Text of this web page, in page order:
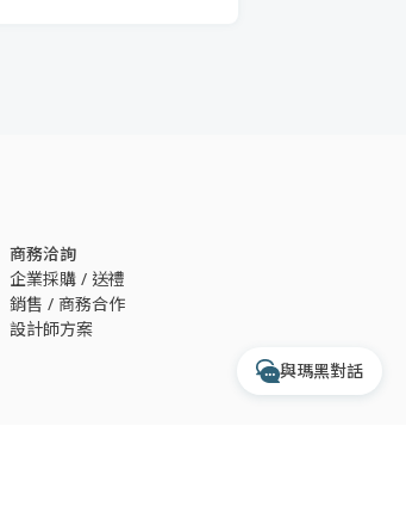
商務洽詢
企業採購 / 送禮
銷售 / 商務合作
設計師方案
與瑪黑對話
收到訊息後，客服人員會於上述時間依序為您
處理